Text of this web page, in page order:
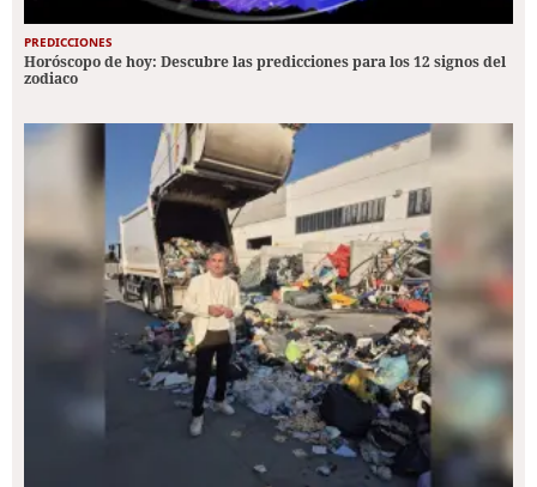
PREDICCIONES
Horóscopo de hoy: Descubre las predicciones para los 12 signos del
zodiaco